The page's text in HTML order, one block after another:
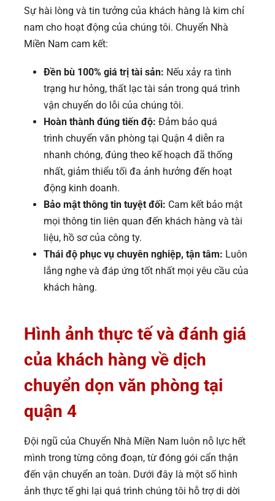
Sự hài lòng và tin tưởng của khách hàng là kim chỉ
nam cho hoạt động của chúng tôi. Chuyển Nhà
Miền Nam cam kết:
Đền bù 100% giá trị tài sản: Nếu xảy ra tình
trạng hư hỏng, thất lạc tài sản trong quá trình
vận chuyển do lỗi của chúng tôi.
Hoàn thành đúng tiến độ: Đảm bảo quá
trình chuyển văn phòng tại Quận 4 diễn ra
nhanh chóng, đúng theo kế hoạch đã thống
nhất, giảm thiểu tối đa ảnh hưởng đến hoạt
động kinh doanh.
Bảo mật thông tin tuyệt đối: Cam kết bảo mật
mọi thông tin liên quan đến khách hàng và tài
liệu, hồ sơ của công ty.
Thái độ phục vụ chuyên nghiệp, tận tâm: Luôn
lắng nghe và đáp ứng tốt nhất mọi yêu cầu của
khách hàng.
Hình ảnh thực tế và đánh giá
của khách hàng về dịch
chuyển dọn văn phòng tại
quận 4
Đội ngũ của Chuyển Nhà Miền Nam luôn nỗ lực hết
mình trong từng công đoạn, từ đóng gói cẩn thận
đến vận chuyển an toàn. Dưới đây là một số hình
ảnh thực tế ghi lại quá trình chúng tôi hỗ trợ di dời